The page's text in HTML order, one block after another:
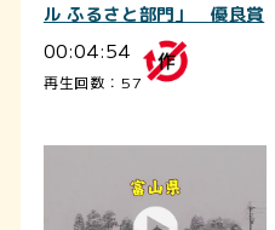
ル ふるさと部門」 優良賞
00:04:54
再生回数：57